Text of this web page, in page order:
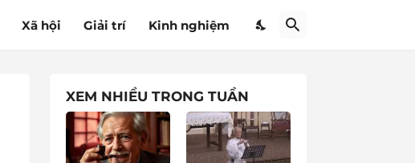
Xã hội Giải trí Kinh nghiệm
XEM NHIỀU TRONG TUẦN